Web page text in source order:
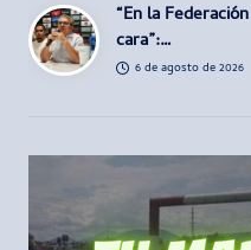
“En la
cara”:…
6 de agosto de 2026